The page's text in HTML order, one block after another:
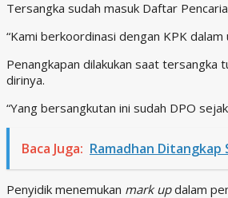
Tersangka sudah masuk Daftar
“Kami berkoordinasi dengan KPK
Penangkapan dilakukan saat tersangka
dirinya.
“Yang bersangkutan ini sudah DPO
Baca Juga: Ramadhan Ditangkap
Penyidik menemukan mark updalam